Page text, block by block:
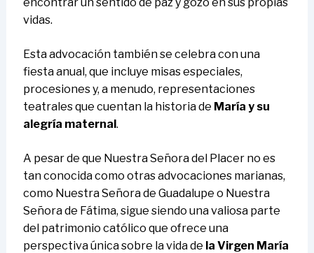
vidas.
Esta advocación también se celebra con una
fiesta anual, que incluye misas especiales,
procesiones y, a menudo, representaciones
teatrales que cuentan la historia de María y su
alegría maternal.
A pesar de que Nuestra Señora del Placer no es
tan conocida como otras advocaciones marianas,
como Nuestra Señora de Guadalupe o Nuestra
Señora de Fátima, sigue siendo una valiosa parte
del patrimonio católico que ofrece una
perspectiva única sobre la vida de la Virgen María